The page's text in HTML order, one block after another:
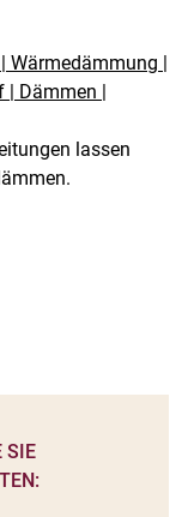
lassen
SIE